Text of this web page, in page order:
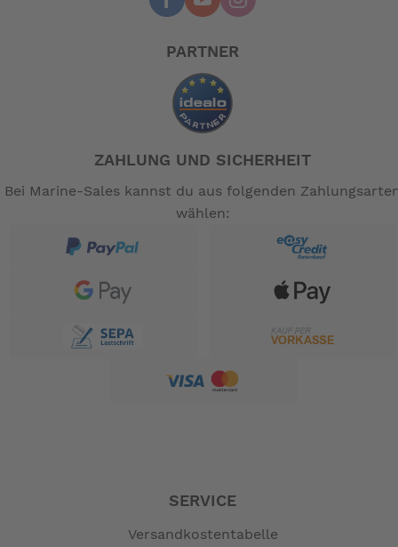
-- Auf Produktfotos angezeigte Dekorationsartikel
gehören nicht zum Leistungsumfang. --
PARTNER
ZAHLUNG UND SICHERHEIT
Bei Marine-Sales kannst du aus folgenden
wählen:
SERVICE
Versandkostentabelle